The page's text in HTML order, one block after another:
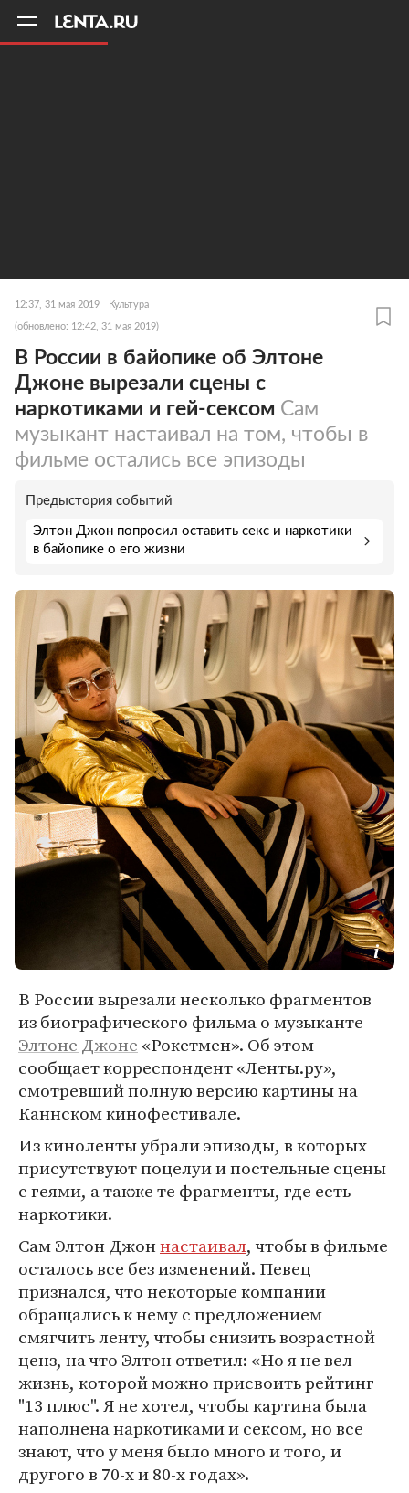
12:37, 31 мая 2019 Культура
(обновлено: 12:42, 31 мая 2019)
В России в байопике об Элтоне
Джоне вырезали сцены с
наркотиками и гей-сексом Сам
музыкант настаивал на том, чтобы в
фильме остались все эпизоды
Предыстория событий
Элтон Джон попросил оставить секс и наркотики
в байопике о его жизни
В России вырезали несколько фрагментов
из биографического фильма о музыканте
Элтоне Джоне «Рокетмен». Об этом
сообщает корреспондент «Ленты.ру»,
смотревший полную версию картины на
Каннском кинофестивале.
Из киноленты убрали эпизоды, в которых
присутствуют поцелуи и постельные сцены
с геями, а также те фрагменты, где есть
наркотики.
Сам Элтон Джоннастаивал, чтобы в фильме
осталось все без изменений. Певец
признался, что некоторые компании
обращались к нему с предложением
смягчить ленту, чтобы снизить возрастной
ценз, на что Элтон ответил: «Но я не вел
жизнь, которой можно присвоить рейтинг
"13 плюс". Я не хотел, чтобы картина была
наполнена наркотиками и сексом, но все
знают, что у меня было много и того, и
другого в 70-х и 80-х годах».